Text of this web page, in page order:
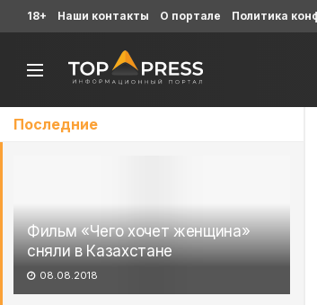
Последние
Фильм «Чего хочет женщина»
сняли в Казахстане
08.08.2018
18+ Наши контакты О портале Политика